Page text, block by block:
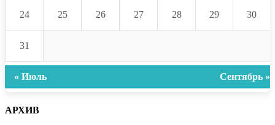
24 25 26 27 28 29 30
31
« Июль Сентябрь »
АРХИВ